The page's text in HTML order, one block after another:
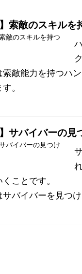
】索敵のスキルを
索敵能力を持つハ
。
】サバイバーの見
ことです。
バイバーを見つ